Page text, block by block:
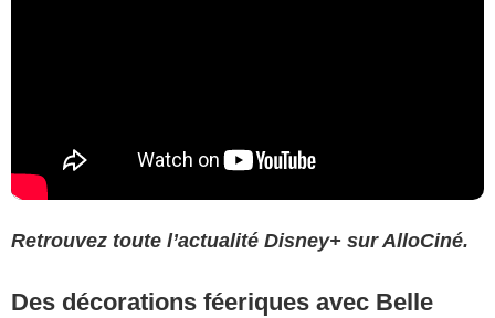
Retrouvez toute l’actualité Disney+ sur AlloCiné.
Des décorations féeriques avec Belle